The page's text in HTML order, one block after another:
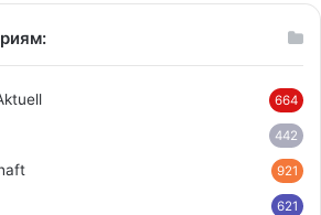
664
442
921
621